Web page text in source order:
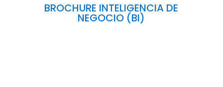
BROCHURE INTELIGENCIA DE
NEGOCIO (BI)